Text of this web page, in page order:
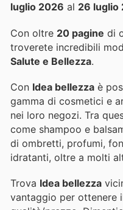
luglio 2026 al 26 luglio
Con oltre 20 pagine di
troverete incredibili
Salute e Bellezza.
Con Idea bellezza è
gamma di cosmetici e
nei loro negozi. Tra
come shampoo e
di ombretti, profumi,
idratanti, oltre a molti
Trova Idea bellezza
vantaggio per ottenere